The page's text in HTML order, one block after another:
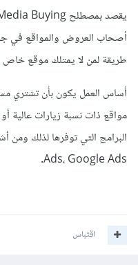
أصحاب العروض والمواقع في
طريقة لمن لا يمتلك موقع خاص
أساس العمل يكون بأن تشتري
مواقع ذات نسبة زيارات عالية
Ads، Google Ads.
اقتباس